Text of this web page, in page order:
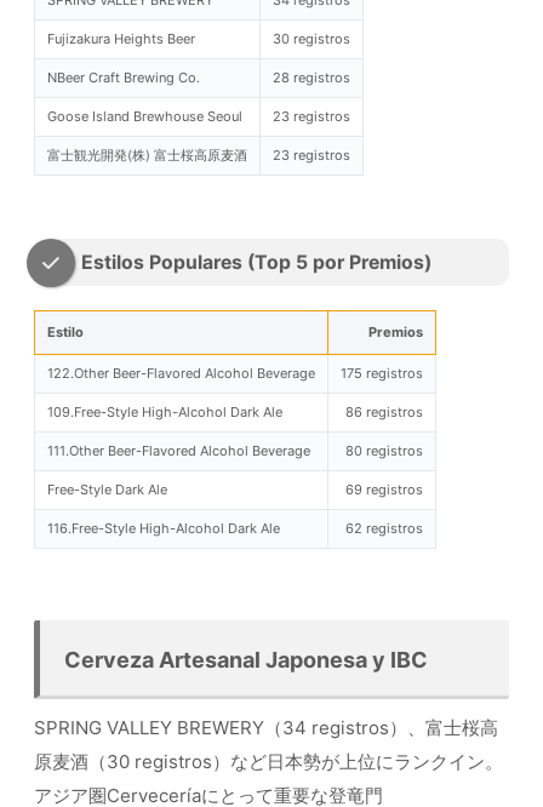
Fujizakura Heights Beer 30 registros
NBeer Craft Brewing Co. 28 registros
Goose Island Brewhouse Seoul 23 registros
富士観光開発(株) 富士桜高原麦酒 23 registros
Estilos Populares (Top 5 por Premios)
Estilo Premios
122.Other Beer-Flavored Alcohol Beverage 175 registros
109.Free-Style High-Alcohol Dark Ale 86 registros
111.Other Beer-Flavored Alcohol Beverage 80 registros
Free-Style Dark Ale 69 registros
116.Free-Style High-Alcohol Dark Ale 62 registros
Cerveza Artesanal Japonesa y IBC
SPRING VALLEY BREWERY（34 registros）、富士桜高
原麦酒（30 registros）など日本勢が上位にランクイン。
アジア圏Cerveceríaにとって重要な登竜門